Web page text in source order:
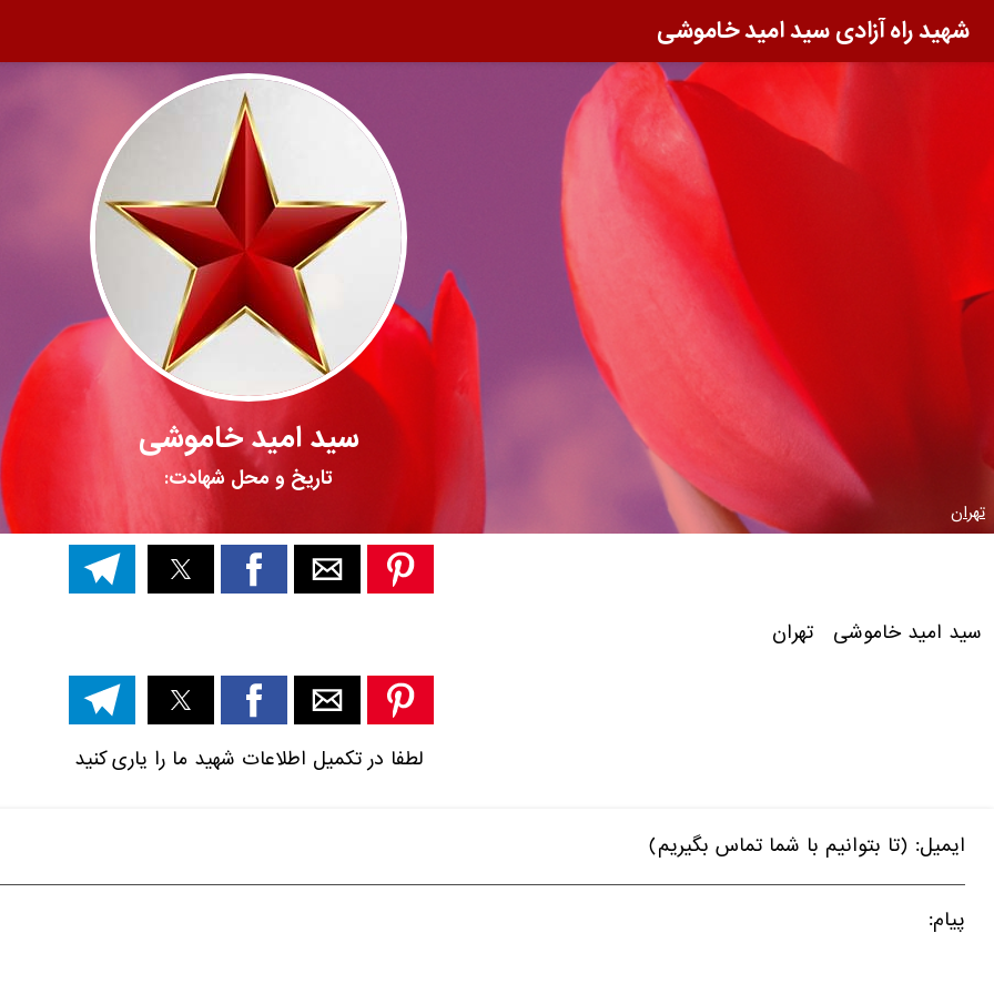
شهید راه آزادی سید امید خاموشی
سید امید خاموشی
تاریخ و محل شهادت:
تهران
سید امید خاموشی تهران
لطفا در تکمیل اطلاعات شهید ما را یاری کنید
ایمیل: (تا بتوانیم با شما تماس بگیریم)
پیام: